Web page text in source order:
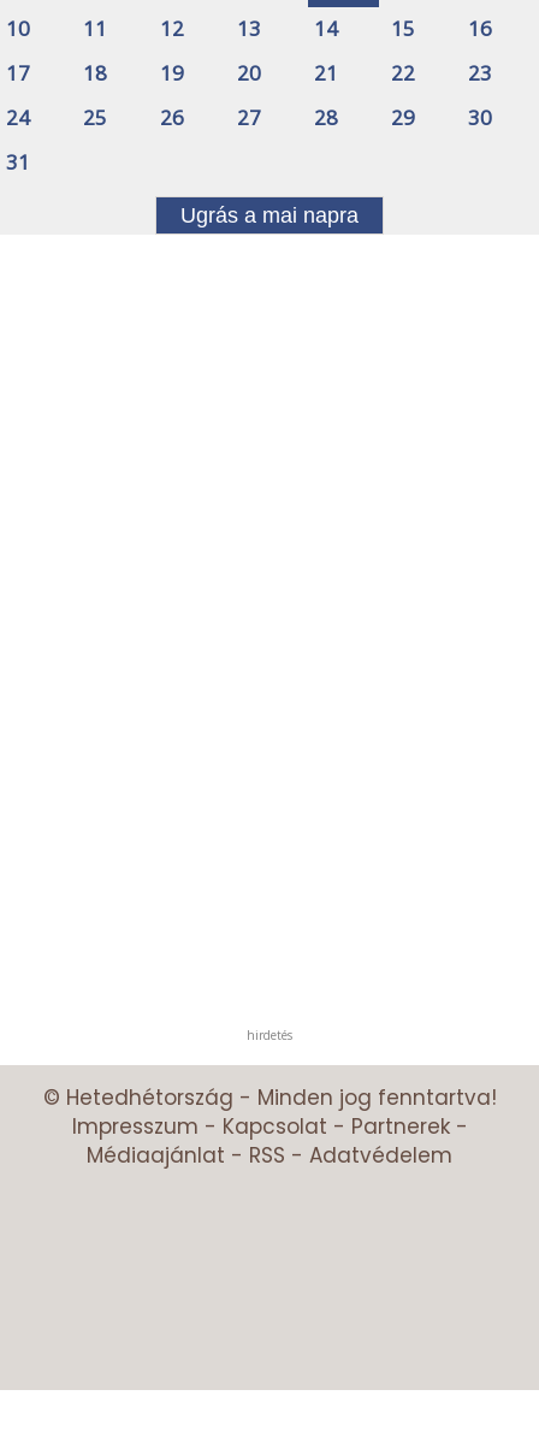
10
11 12 13 14 15
16
17
18 19 20 21 22
23
24
25 26 27 28 29
30
31
Ugrás a mai napra
hirdetés
© Hetedhétország - Minden jog fenntartva!
Impresszum - Kapcsolat - Partnerek-
Médiaajánlat - RSS - Adatvédelem